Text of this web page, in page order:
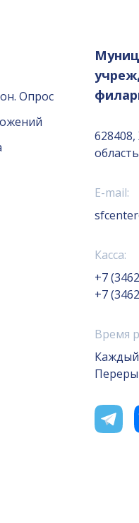
Опрос
E-mail:
Касса:
+7
+7
Время
Каждый